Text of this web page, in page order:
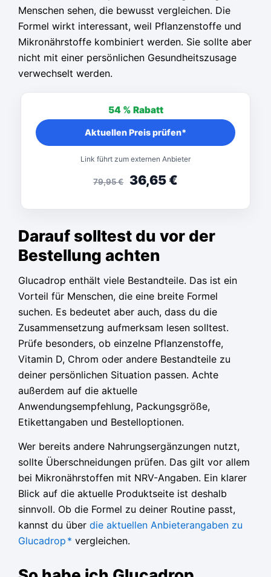
Menschen sehen, die bewusst vergleichen. Die
Formel wirkt interessant, weil Pflanzenstoffe und
Mikronährstoffe kombiniert werden. Sie sollte aber
nicht mit einer persönlichen Gesundheitszusage
verwechselt werden.
54 % Rabatt
79,95€ 36,65€
Aktuellen Preis prüfen*
Link führt zum externen Anbieter
Darauf solltest du vor der
Bestellung achten
Glucadrop enthält viele Bestandteile. Das ist ein
Vorteil für Menschen, die eine breite Formel
suchen. Es bedeutet aber auch, dass du die
Zusammensetzung aufmerksam lesen solltest.
Prüfe besonders, ob einzelne Pflanzenstoffe,
Vitamin D, Chrom oder andere Bestandteile zu
deiner persönlichen Situation passen. Achte
außerdem auf die aktuelle
Anwendungsempfehlung, Packungsgröße,
Etikettangaben und Bestelloptionen.
Wer bereits andere Nahrungsergänzungen nutzt,
sollte Überschneidungen prüfen. Das gilt vor allem
bei Mikronährstoffen mit NRV-Angaben. Ein klarer
Blick auf die aktuelle Produktseite ist deshalb
sinnvoll. Ob die Formel zu deiner Routine passt,
kannst du über die aktuellen Anbieterangaben zu
Glucadrop * vergleichen.